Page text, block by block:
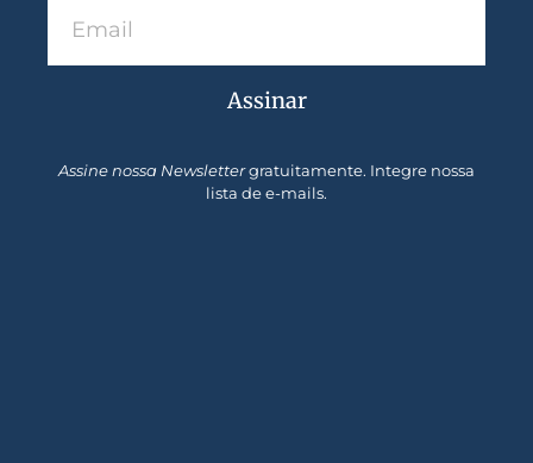
Assinar
Assine nossa Newslettergratuitamente. Integre nossa
lista de e-mails.